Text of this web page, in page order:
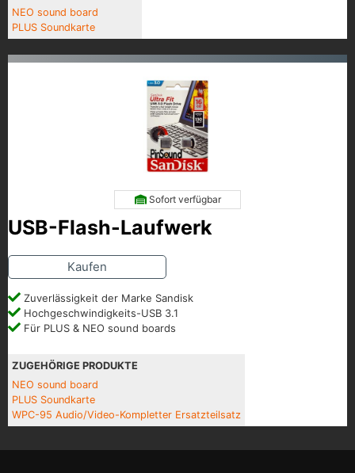
NEO sound board
PLUS Soundkarte
Sofort verfügbar
USB-Flash-Laufwerk
Kaufen
Zuverlässigkeit der Marke Sandisk
Hochgeschwindigkeits-USB 3.1
Für PLUS & NEO sound boards
ZUGEHÖRIGE PRODUKTE
NEO sound board
PLUS Soundkarte
WPC-95 Audio/Video-Kompletter Ersatzteilsatz